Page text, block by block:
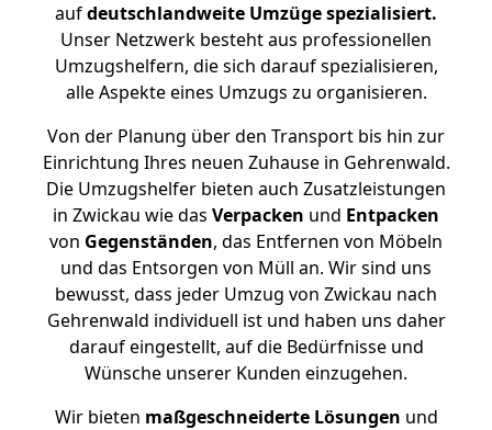
aufdeutschlandweite Umzüge spezialisiert.
Unser Netzwerk besteht aus professionellen
Umzugshelfern, die sich darauf spezialisieren,
alle Aspekte eines Umzugs zu organisieren.
Von der Planung über den Transport bis hin zur
Einrichtung Ihres neuen Zuhause in Gehrenwald.
Die Umzugshelfer bieten auch Zusatzleistungen
in Zwickau wie das Verpacken und Entpacken
von Gegenständen, das Entfernen von Möbeln
und das Entsorgen von Müll an. Wir sind uns
bewusst, dass jeder Umzug von Zwickau nach
Gehrenwald individuell ist und haben uns daher
darauf eingestellt, auf die Bedürfnisse und
Wünsche unserer Kunden einzugehen.
Wir bieten maßgeschneiderte Lösungen und